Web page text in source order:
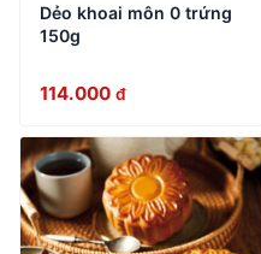
Dẻo khoai môn 0 trứng
150g
114.000 đ